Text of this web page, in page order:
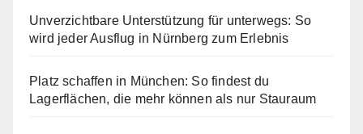
Unverzichtbare Unterstützung für unterwegs: So
wird jeder Ausflug in Nürnberg zum Erlebnis
Platz schaffen in München: So findest du
Lagerflächen, die mehr können als nur Stauraum